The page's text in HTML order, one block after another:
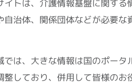
イトは、介護情報基盤に関す
自治体、関係団体などが必要な
では、大きな情報は国のポー
整しており、併用して皆様の